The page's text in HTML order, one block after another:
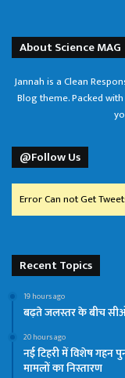
About Science MAG
Jannah is a Clean
Blog theme. Packed
@Follow Us
Error Can not Get
Recent Topics
19 hours ago
बढ़ते जलस्तर के बीच सीओ
20 hours ago
नई टिहरी में विशेष गहन
मामलों का निस्तारण